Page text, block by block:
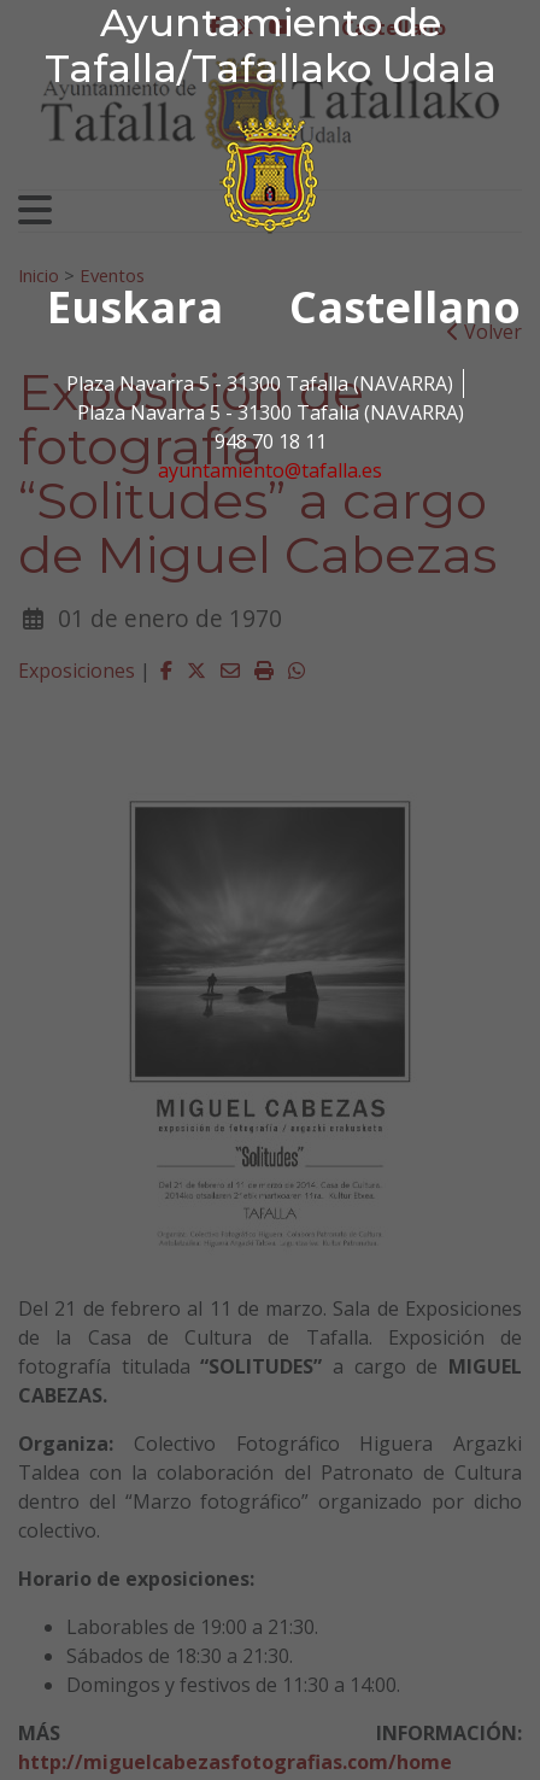
Ayuntamiento de
Tafalla/Tafallako Udala
Euskara Castellano
Plaza Navarra 5 - 31300 Tafalla (NAVARRA)
Plaza Navarra 5 - 31300 Tafalla (NAVARRA)
948 70 18 11
ayuntamiento@tafalla.es
Ir al contenido
Ayuntamiento de
facebook
twitter
youtubeCastellano
Search for:
Inicio > Eventos
Volver
Exposición de
fotografía
“Solitudes” a cargo
de Miguel Cabezas
01 de enero de 1970
Exposiciones | Facebook
Twitter
EmailImprimirWhatsapp
Del 21 de febrero al 11 de marzo. Sala de Exposiciones
de la Casa de Cultura de Tafalla. Exposición de
fotografía titulada“SOLITUDES” a cargo de MIGUEL
CABEZAS.
Organiza: Colectivo Fotográfico Higuera Argazki
Taldea con la colaboración del Patronato de Cultura
dentro del “Marzo fotográfico” organizado por dicho
colectivo.
Horario de exposiciones:
Laborables de 19:00 a 21:30.
Sábados de 18:30 a 21:30.
Domingos y festivos de 11:30 a 14:00.
MÁS INFORMACIÓN:
http://miguelcabezasfotografias.com/home